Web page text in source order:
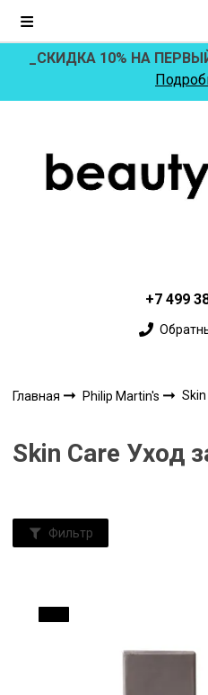
_СКИДКА 10% НА
+7 499
Главная Philip Martin's
Skin Care Уход
Фильтр